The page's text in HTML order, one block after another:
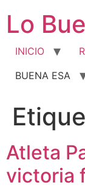
contenido
Lo
INICIO
BUENA ESA
Atleta
victoria